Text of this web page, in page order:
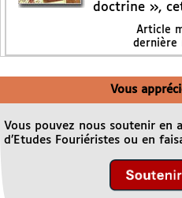
doctrine »,
Article
dernière
Vous
Vous pouvez nous soutenir en
d’Etudes Fouriéristes ou en